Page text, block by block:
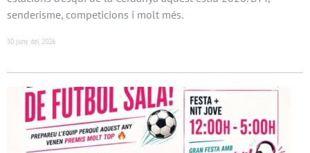
senderisme, competicions i molt més.
30 juny del 2026